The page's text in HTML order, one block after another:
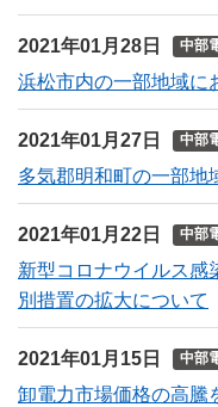
2021年01月28日 中部
浜松市内の一部地域に
2021年01月27日 中部
多気郡明和町の一部地
2021年01月22日 中部
新型コロナウイルス感
別措置の拡大について
2021年01月15日 中部
卸電力市場価格の高騰